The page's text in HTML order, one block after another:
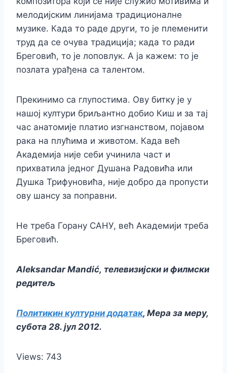
мелодијским линијама традиционалне
музике. Када то раде други, то је племенити
труд да се очува традиција; када то ради
Бреговић, то је лоповлук. А ја кажем: то је
позлата урађена са талентом.
Прекинимо са глупостима. Ову битку је у
нашој култури бриљантно добио Киш и за тај
час анатомије платио изгнанством, појавом
рака на плућима и животом. Када већ
Академија није себи учинила част и
прихватила једног Душана Радовића или
Душка Трифуновића, није добро да пропусти
ову шансу за поправни.
Не треба Горану САНУ, већ Академији треба
Бреговић.
Aleksandar Mandić, телевизијски и филмски
редитељ
Политикин културни додатак, Мера за меру,
субота 28. јул 2012.
Views: 743